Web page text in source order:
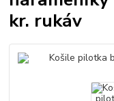
kr. rukáv